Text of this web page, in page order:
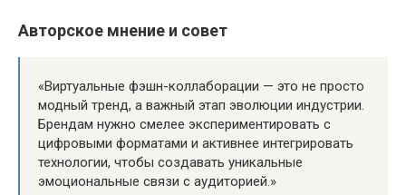
Авторское мнение и совет
«Виртуальные фэшн-коллаборации — это не просто
модный тренд, а важный этап эволюции индустрии.
Брендам нужно смелее экспериментировать с
цифровыми форматами и активнее интегрировать
технологии, чтобы создавать уникальные
эмоциональные связи с аудиторией.»